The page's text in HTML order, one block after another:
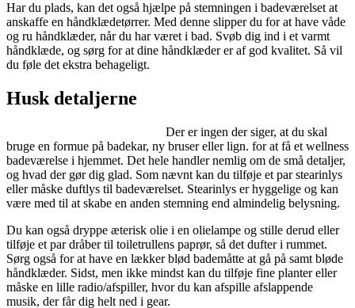
Har du plads, kan det også hjælpe på stemningen i badeværelset at
anskaffe en håndklædetørrer. Med denne slipper du for at have våde
og ru håndklæder, når du har været i bad. Svøb dig ind i et varmt
håndklæde, og sørg for at dine håndklæder er af god kvalitet. Så vil
du føle det ekstra behageligt.
Husk detaljerne
Der er ingen der siger, at du skal
bruge en formue på badekar, ny bruser eller lign. for at få et wellness
badeværelse i hjemmet. Det hele handler nemlig om de små detaljer,
og hvad der gør dig glad. Som nævnt kan du tilføje et par stearinlys
eller måske duftlys til badeværelset. Stearinlys er hyggelige og kan
være med til at skabe en anden stemning end almindelig belysning.
Du kan også dryppe æterisk olie i en olielampe og stille derud eller
tilføje et par dråber til toiletrullens paprør, så det dufter i rummet.
Sørg også for at have en lækker blød bademåtte at gå på samt bløde
håndklæder. Sidst, men ikke mindst kan du tilføje fine planter eller
måske en lille radio/afspiller, hvor du kan afspille afslappende
musik, der får dig helt ned i gear.